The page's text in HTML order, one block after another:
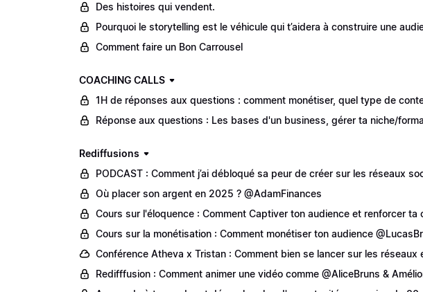
Des histoires qui vendent.
Pourquoi le storytelling est le véhicule qui t’aidera à construire une
Comment faire un Bon Carrousel
COACHING CALLS
1H de réponses aux questions : comment monétiser, quel type de
Réponse aux questions : Les bases d'un business, gérer ta niche/
Rediffusions
PODCAST : Comment j’ai débloqué sa peur de créer sur les réseaux
Où placer son argent en 2025 ? @AdamFinances
Cours sur l'éloquence : Comment Captiver ton audience et renforcer ta
Cours sur la monétisation : Comment monétiser ton audience
Conférence Atheva x Tristan : Comment bien se lancer sur les réseaux
Redifffusion : Comment animer une vidéo comme @AliceBruns &